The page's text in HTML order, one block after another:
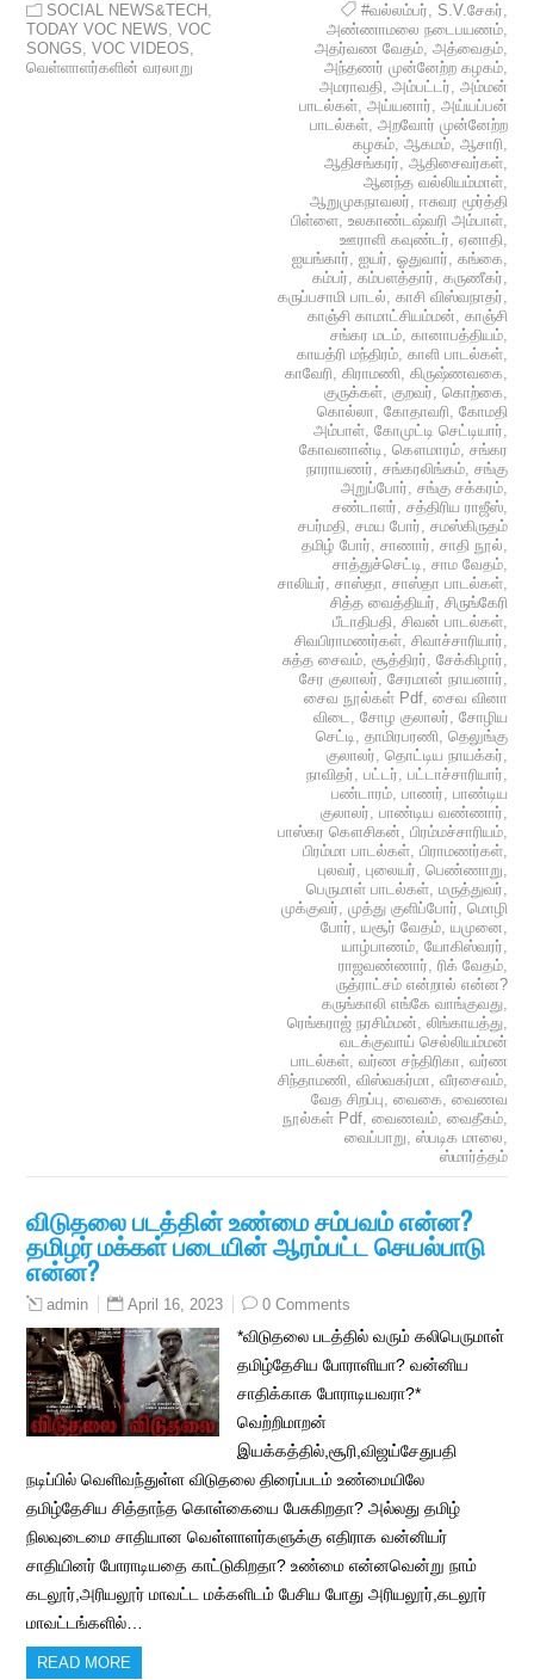
SOCIAL NEWS&TECH ,
TODAY VOC NEWS,VOC
SONGS,VOC VIDEOS,
வெள்ளாளர்களின் வரலாறு
#வல்லம்பர், S.V.சேகர்,
அண்ணாமலை நடைபயணம்,
அதர்வண வேதம், அத்வைதம்,
அந்தணர் முன்னேற்ற கழகம்,
அமராவதி, அம்பட்டர், அம்மன்
பாடல்கள், அய்யனார், அய்யப்பன்
பாடல்கள், அறவோர் முன்னேற்ற
கழகம், ஆகமம், ஆசாரி,
ஆதிசங்கரர், ஆதிசைவர்கள்,
ஆனந்த வல்லியம்மாள்,
ஆறுமுகநாவலர், ஈசுவர மூர்த்தி
பிள்ளை, உலகாண்டஷ்வரி அம்பாள்,
ஊராளி கவுண்டர், ஏனாதி,
ஐயங்கார், ஐயர், ஓதுவார், கங்கை,
கம்பர், கம்பளத்தார், கருணீகர்,
கருப்பசாமி பாடல், காசி விஸ்வநாதர்,
காஞ்சி காமாட்சியம்மன், காஞ்சி
சங்கர மடம், கானாபத்தியம்,
காயத்ரி மந்திரம், காளி பாடல்கள்,
காவேரி, கிராமணி, கிருஷ்ணவகை,
குருக்கள், குறவர், கொற்கை,
கொல்லா, கோதாவரி, கோமதி
அம்பாள், கோமுட்டி செட்டியார்,
கோவனான்டி, கௌமாரம், சங்கர
நாராயணர், சங்கரலிங்கம், சங்கு
அறுப்போர், சங்கு சக்கரம்,
சண்டாளர், சத்திரிய ராஜீஸ்,
சபர்மதி, சமய போர், சமஸ்கிருதம்
தமிழ் போர், சாணார், சாதி நூல்,
சாத்துச்செட்டி, சாம வேதம்,
சாலியர், சாஸ்தா, சாஸ்தா பாடல்கள்,
சித்த வைத்தியர், சிருங்கேரி
பீடாதிபதி, சிவன் பாடல்கள்,
சிவபிராமணர்கள், சிவாச்சாரியார்,
சுத்த சைவம், சூத்திரர், சேக்கிழார்,
சேர குலாலர், சேரமான் நாயனார்,
சைவ நூல்கள் Pdf, சைவ வினா
விடை, சோழ குலாலர், சோழிய
செட்டி, தாமிரபரணி, தெலுங்கு
குலாலர், தொட்டிய நாயக்கர்,
நாவிதர், பட்டர், பட்டாச்சாரியார்,
பண்டாரம், பாணர், பாண்டிய
குலாலர், பாண்டிய வண்ணார்,
பாஸ்கர கௌசிகன், பிரம்மச்சாரியம்,
பிரம்மா பாடல்கள், பிராமணர்கள்,
புலவர், புலையர், பெண்ணாறு,
பெருமாள் பாடல்கள், மருத்துவர்,
முக்குவர், முத்து குளிப்போர், மொழி
போர், யசூர் வேதம், யமுனை,
யாழ்பாணம், யோகிஸ்வரர்,
ராஜவண்ணார், ரிக் வேதம்,
ருத்ராட்சம் என்றால் என்ன?
கருங்காலி எங்கே வாங்குவது,
ரெங்கராஜ் நரசிம்மன், லிங்காயத்து,
வடக்குவாய் செல்லியம்மன்
பாடல்கள், வர்ண சந்திரிகா, வர்ண
சிந்தாமணி, விஸ்வகர்மா, வீரசைவம்,
வேத சிறப்பு, வைகை, வைணவ
நூல்கள் Pdf, வைணவம், வைதீகம்,
வைப்பாறு, ஸ்படிக மாலை,
ஸ்மார்த்தம்
விடுதலை படத்தின் உண்மை சம்பவம் என்ன?
தமிழர் மக்கள் படையின் ஆரம்பட்ட செயல்பாடு
என்ன?
admin April 16, 2023 0 Comments
*விடுதலை படத்தில் வரும் கலிபெருமாள்
தமிழ்தேசிய போராளியா? வன்னிய
சாதிக்காக போராடியவரா?*
வெற்றிமாறன்
இயக்கத்தில்,சூரி,விஜய்சேதுபதி
நடிப்பில் வெளிவந்துள்ள விடுதலை திரைப்படம் உண்மையிலே
தமிழ்தேசிய சித்தாந்த கொள்கையை பேசுகிறதா? அல்லது தமிழ்
நிலவுடைமை சாதியான வெள்ளாளர்களுக்கு எதிராக வன்னியர்
சாதியினர் போராடியதை காட்டுகிறதா? உண்மை என்னவென்று நாம்
கடலூர்,அரியலூர் மாவட்ட மக்களிடம் பேசிய போது அரியலூர்,கடலூர்
மாவட்டங்களில்…
READ MORE